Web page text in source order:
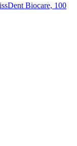
Biocare, 100